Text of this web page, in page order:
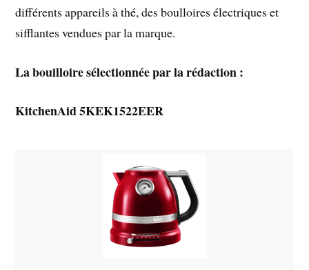
différents appareils à thé, des boulloires électriques et
sifflantes vendues par la marque.
La bouilloire sélectionnée par la rédaction :
KitchenAid 5KEK1522EER